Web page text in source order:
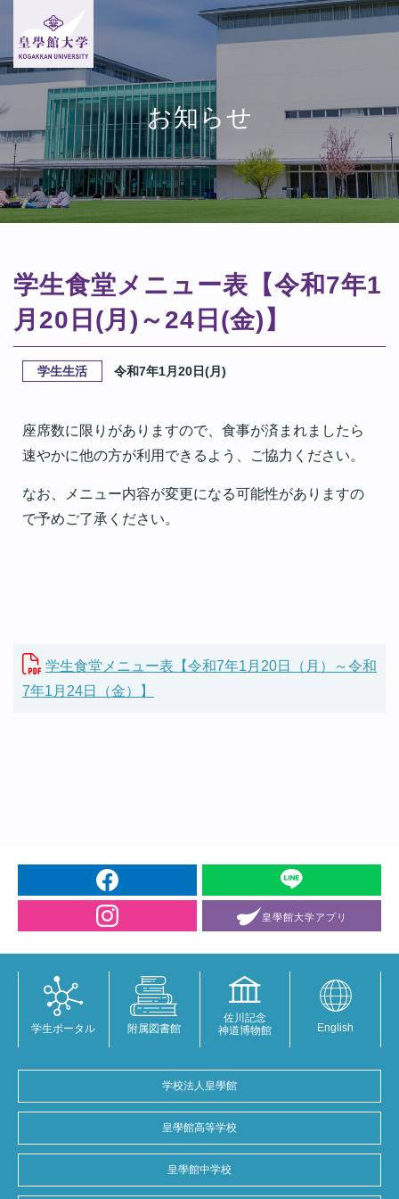
お知らせ
学生食堂メニュー表【令和7年1
月20日(月)～24日(金)】
学生生活 令和7年1月20日(月)
座席数に限りがありますので、食事が済まれましたら
速やかに他の方が利用できるよう、ご協力ください。
なお、メニュー内容が変更になる可能性がありますの
で予めご了承ください。
学生食堂メニュー表【令和7年1月20日（月）～令和
7年1月24日（金）】
学校法人皇學館
皇學館高等学校
皇學館中学校
学生ポータル 附属図書館
佐川記念
神道博物館
English
皇學館大学アプリ